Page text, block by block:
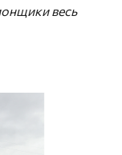
весь